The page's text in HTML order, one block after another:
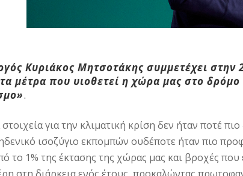
Κυριάκος Μητσοτάκης συμμετέχει στην
μέτρα που υιοθετεί η χώρα μας στο
.
για την κλιματική κρίση δεν ήταν ποτέ
ισοζύγιο εκπομπών ουδέποτε ήταν πιο
το 1% της έκτασης της χώρας μας και βροχές